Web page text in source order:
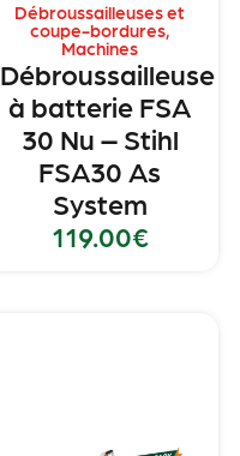
Débroussailleuses et
coupe-bordures,
Machines
Débroussailleuse
à batterie FSA
30 Nu – Stihl
FSA30 As
System
119.00€